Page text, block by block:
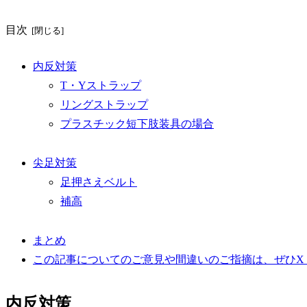
目次
内反対策
T・Yストラップ
リングストラップ
プラスチック短下肢装具の場合
尖足対策
足押さえベルト
補高
まとめ
この記事についてのご意見や間違いのご指摘は、ぜひX
内反対策